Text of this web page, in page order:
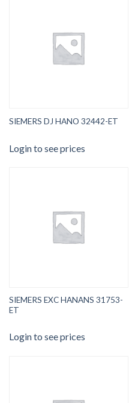
SIEMERS DJ HANO 32442-ET
Login to see prices
SIEMERS EXC HANANS 31753-
ET
Login to see prices